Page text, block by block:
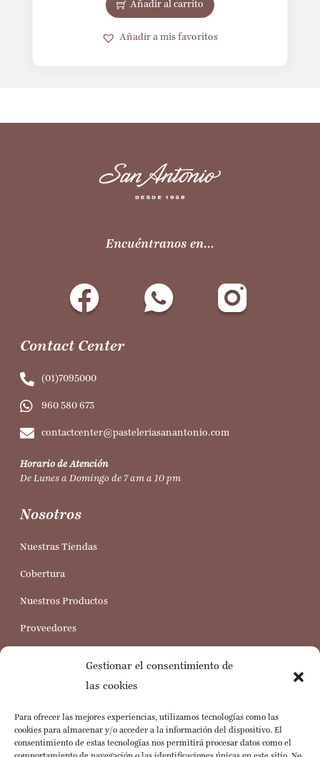
Gestionar el consentimiento de
las cookies
Para ofrecer las mejores experiencias, utilizamos tecnologías como las
cookies para almacenar y/o acceder a la información del dispositivo. El
consentimiento de estas tecnologías nos permitirá procesar datos como el
Añadir al carrito
Añadir a mis favoritos
Encuéntranos en…
Contact Center
(01)7095000
960 580 673
contactcenter@pasteleriasanantonio.com
Horario de Atención
De Lunes a Domingo de 7 am a 10 pm
Nosotros
Nuestras Tiendas
Cobertura
Nuestros Productos
Proveedores
Servicio al Cliente
Preguntas Frecuentes
Política de Cookies